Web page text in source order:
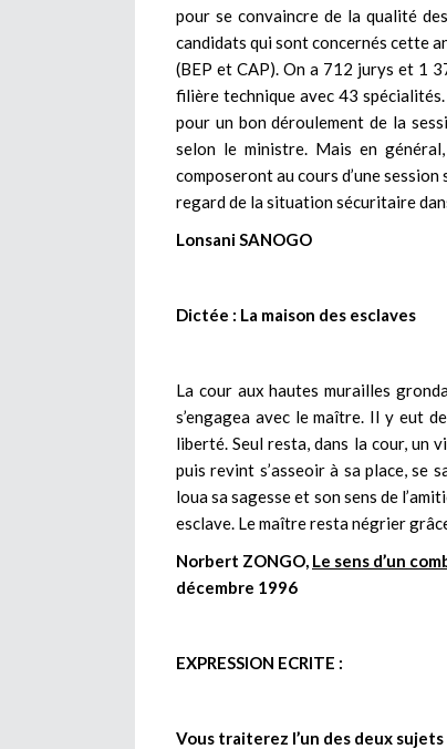
pour se convaincre de la qualité
candidats qui sont concernés cette
(BEP et CAP). On a 712 jurys et 1
filière technique avec 43
pour un bon déroulement de la
selon le ministre. Mais en
composeront au cours d’une
regard de la situation sécuritaire
Lonsani SANOGO
Dictée : La maison des esclaves
La cour aux hautes murailles
s’engagea avec le maître. Il y eut
liberté. Seul resta, dans la cour, un
puis revint s’asseoir à sa place, se
loua sa sagesse et son sens de
esclave. Le maître resta négrier
Norbert ZONGO, Le sens d’un
décembre 1996
EXPRESSION ECRITE :
Vous traiterez l’un des deux